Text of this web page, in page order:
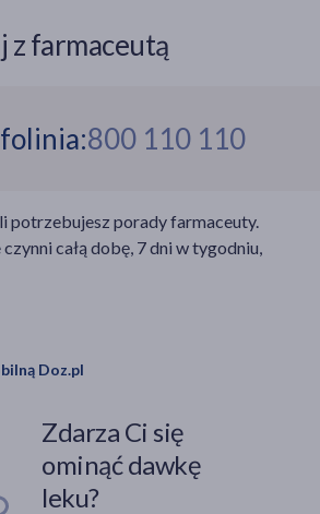
z farmaceutą
800 110 110
potrzebujesz porady farmaceuty.
całą dobę, 7 dni w tygodniu,
Doz.pl
Zdarza Ci się
ominąć dawkę
leku?